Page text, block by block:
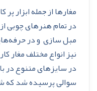
مغارها از جمله ابزار
در تمام هنرهای چوبی
مبل سازی و در
نیز انواع مختلف مغار
در سایزهای متنوع در
سوالی پرسیده شد که